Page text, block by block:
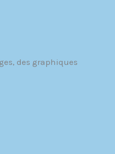
des graphiques